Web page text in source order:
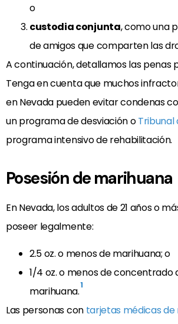
o
custodia conjunta, como una
de amigos que comparten las
A continuación, detallamos las penas
Tenga en cuenta que muchos
en Nevada pueden evitar condenas
un programa de desviación oTribunal
programa intensivo de rehabilitación.
Posesión de marihuana
En Nevada, los adultos de 21 años o
poseer legalmente:
2.5 oz. o menos de marihuana; o
1/4 oz. o menos de concentrado
marihuana.1
Las personas con tarjetas médicas